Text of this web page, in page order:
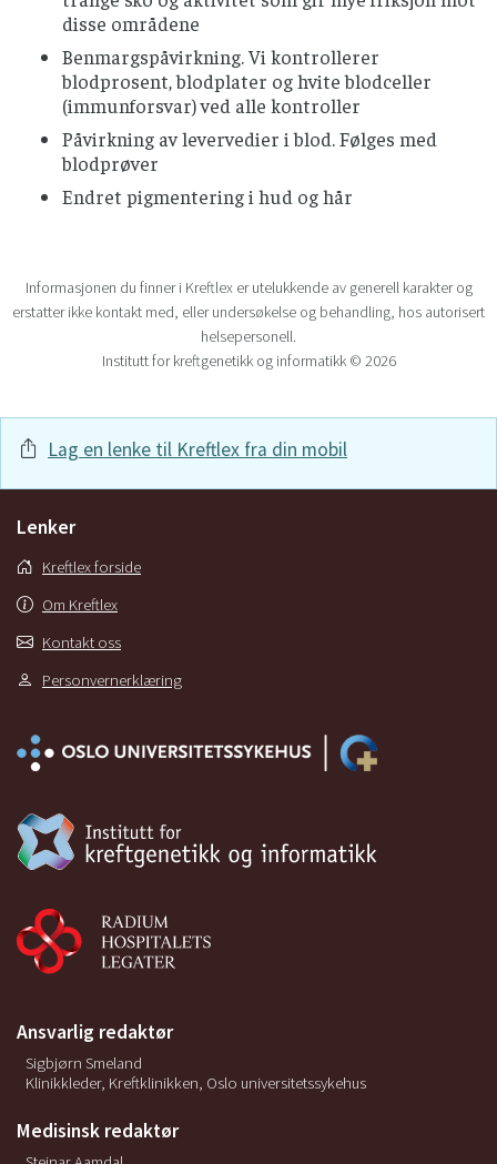
disse områdene
Benmargspåvirkning. Vi kontrollerer
blodprosent, blodplater og hvite blodceller
(immunforsvar) ved alle kontroller
Påvirkning av levervedier i blod. Følges med
blodprøver
Endret pigmentering i hud og hår
Informasjonen du finner i Kreftlex er utelukkende av generell karakter og
erstatter ikke kontakt med, eller undersøkelse og behandling, hos autorisert
helsepersonell.
Institutt for kreftgenetikk og informatikk © 2026
Lag en lenke til Kreftlex fra din mobil
Lenker
Kreftlex forside
Om Kreftlex
Kontakt oss
Personvernerklæring
Ansvarlig redaktør
Sigbjørn Smeland
Klinikkleder, Kreftklinikken, Oslo universitetssykehus
Medisinsk redaktør